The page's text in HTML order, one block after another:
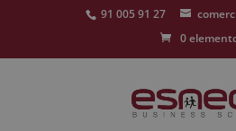
91 005 91 27
0